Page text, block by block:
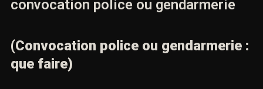
convocation police ou gendarmerie
(Convocation police ou gendarmerie
: que faire)